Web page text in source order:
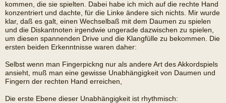
kommen, die sie spielten. Dabei habe ich mich auf die rechte Hand
konzentriert und dachte, für die Linke ändere sich nichts. Mir wurde
klar, daß es galt, einen Wechselbaß mit dem Daumen zu spielen
und die Diskantnoten irgendwie ungerade dazwischen zu spielen,
um diesen spannenden Drive und die Klangfülle zu bekommen. Die
ersten beiden Erkenntnisse waren daher:
Selbst wenn man Fingerpickng nur als andere Art des Akkordspiels
ansieht, muß man eine gewisse Unabhängigkeit von Daumen und
Fingern der rechten Hand erreichen,
Die erste Ebene dieser Unabhängigkeit ist rhythmisch: